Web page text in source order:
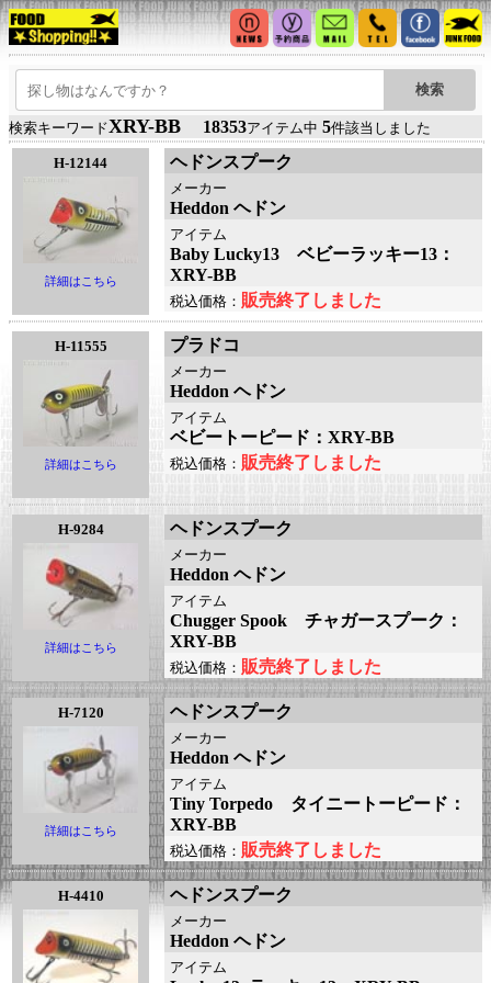
検索キーワードXRY-BB 18353アイテム中 5件該当しました
H-12144
詳細はこちら
ヘドンスプーク
メーカー
Heddon ヘドン
アイテム
Baby Lucky13 ベビーラッキー13：
XRY-BB
税込価格： 販売終了しました
H-11555
詳細はこちら
プラドコ
メーカー
Heddon ヘドン
アイテム
ベビートーピード：XRY-BB
税込価格： 販売終了しました
H-9284
詳細はこちら
ヘドンスプーク
メーカー
Heddon ヘドン
アイテム
Chugger Spook チャガースプーク：
XRY-BB
税込価格： 販売終了しました
H-7120
詳細はこちら
ヘドンスプーク
メーカー
Heddon ヘドン
アイテム
Tiny Torpedo タイニートーピード：
XRY-BB
税込価格： 販売終了しました
H-4410 ヘドンスプーク
メーカー
Heddon ヘドン
アイテム